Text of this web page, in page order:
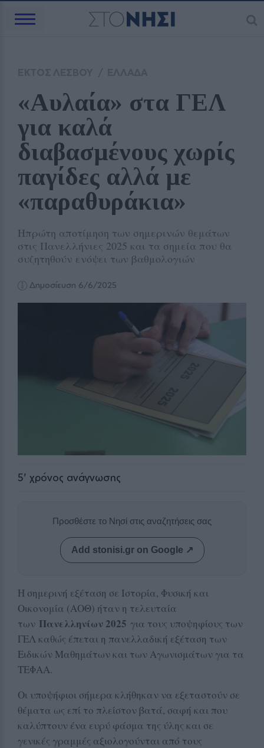
«Αυλαία» στα ΓΕΛ
για καλά
διαβασμένους χωρίς
παγίδες αλλά με
«παραθυράκια»
Ηπρώτη αποτίμηση των σημερινών θεμάτων
στις Πανελλήνιες 2025 και τα σημεία που θα
συζητηθούν ενόψει των βαθμολογιών
Δημοσίευση 6/6/2025
5' χρόνος ανάγνωσης
Προσθέστε το Νησί στις αναζητήσεις σας
Add stonisi.gr on Google ↗
Η σημερινή εξέταση σε Ιστορία, Φυσική και
Οικονομία (ΑΟΘ) ήταν η τελευταία
των Πανελληνίων 2025 για τους υποψηφίους των
ΓΕΛ καθώς έπεται η πανελλαδική εξέταση των
Ειδικών Μαθημάτων και των Αγωνισμάτων για τα
ΤΕΦΑΑ.
Οι υποψήφιοι σήμερα κλήθηκαν να εξεταστούν σε
θέματα ως επί το πλείστον βατά, σαφή και που
καλύπτουν ένα ευρύ φάσμα της ύλης και σε
γενικές γραμμές αξιολογούνται από τους